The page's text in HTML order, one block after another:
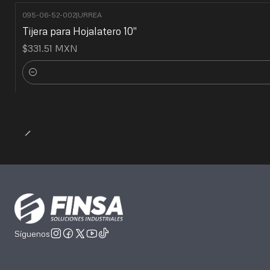
095-06-52-002|URREA
Tijera para Hojalatero 10"
$331.51 MXN
Cantidad
Síguenos